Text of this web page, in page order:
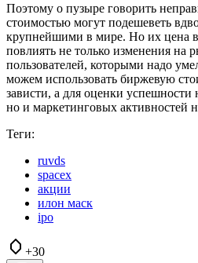
Поэтому о пузыре говорить
стоимостью могут подешеветь
крупнейшими в мире. Но их цена
повлиять не только изменения на
пользователей, которыми надо
можем использовать биржевую
зависти, а для оценки успешности
но и маркетинговых активностей
Теги:
ruvds
spacex
акции
илон маск
ipo
+30